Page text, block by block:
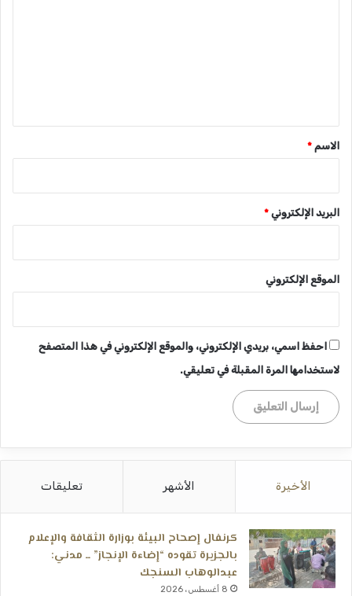
*الاسم *
البريد الإلكتروني *
الموقع الإلكتروني
احفظ اسمي، بريدي الإلكتروني، والموقع الإلكتروني في هذا المتصفح
لاستخدامها المرة المقبلة في تعليقي.
الأخيرة الأشهر تعليقات
كرنفال إصحاح البيئة بوزارة الثقافة والإعلام
بالجزيرة تقوده “إضاءة الإنجاز” ــ مدني:
عبدالوهاب السنجك
8 أغسطس، 2026